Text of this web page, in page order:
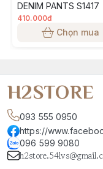
hàng sử dụng
DENIM PANTS S1417
410.000đ
Chọn mua
H2STORE
093 555 0950
https://
096 599 9080